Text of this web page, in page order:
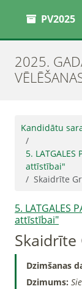
PV2025
2025.
Kandidātu
5. LATGALES
attīstībai"
Skaidrīte
5. LATGALES
attīstībai"
Skaidrīte
Dzimšanas
Dzimums: